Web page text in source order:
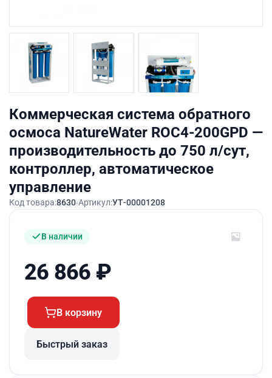
Коммерческая система обратного
осмоса NatureWater ROC4-200GPD —
производительность до 750 л/сут,
контроллер, автоматическое
управление
Код товара:8630 Артикул:УТ-00001208
В наличии
26 866 ₽
В корзину
Быстрый заказ